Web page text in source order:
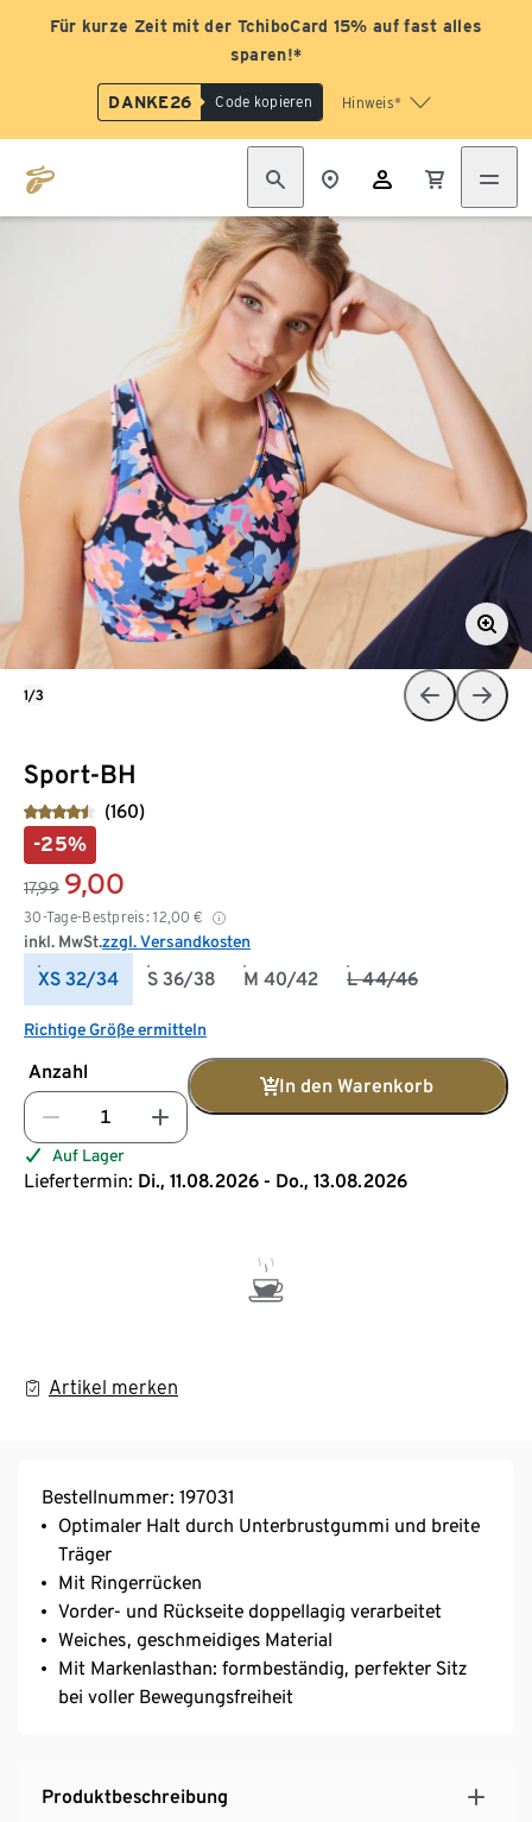
Für kurze Zeit mit der TchiboCard 15% auf fast alles
sparen!*
DANKE26 Code kopieren Hinweis*
Sport-BH
(160)
-25%
17,99 9,00
30-Tage-Bestpreis: 12,00 €
inkl. MwSt.zzgl. Versandkosten
XS 32/34 S 36/38 M 40/42 L 44/46
Richtige Größe ermitteln
Anzahl
In den Warenkorb
Auf Lager
Liefertermin: Di., 11.08.2026 - Do., 13.08.2026
Artikel merken
1/3
Bestellnummer: 197031
Optimaler Halt durch Unterbrustgummi und breite
Träger
Mit Ringerrücken
Vorder- und Rückseite doppellagig verarbeitet
Weiches, geschmeidiges Material
Mit Markenlasthan: formbeständig, perfekter Sitz
bei voller Bewegungsfreiheit
Produktbeschreibung